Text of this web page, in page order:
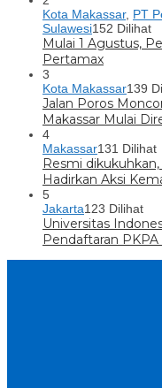
Kota Makassar, PT
Sulawesi152 Dilihat
Mulai 1 Agustus,
Pertamax
3
Kota Makassar139
Jalan Poros
Makassar Mulai
4
Makassar131 Dilihat
Resmi
Hadirkan Aksi
5
Jakarta123 Dilihat
Universitas
Pendaftaran